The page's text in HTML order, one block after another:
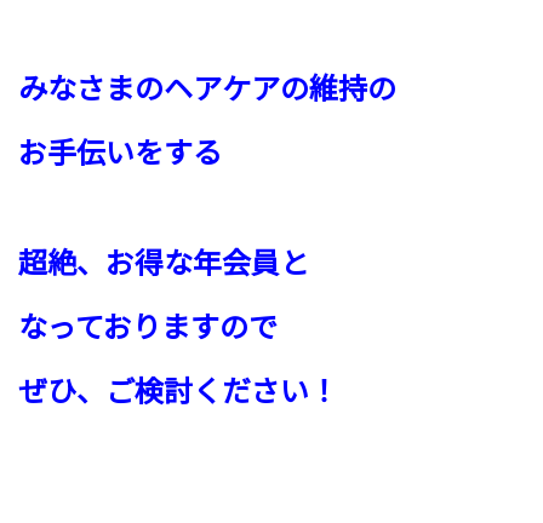
みなさまのヘアケアの維持の
お手伝いをする
超絶、お得な年会員と
なっておりますので
ぜひ、ご検討ください！